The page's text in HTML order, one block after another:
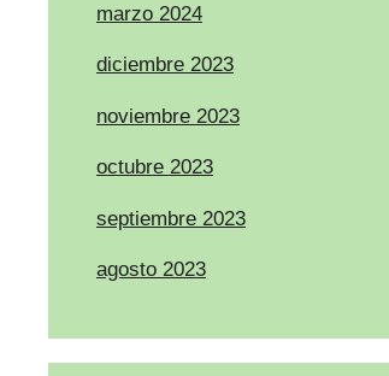
marzo 2024
diciembre 2023
noviembre 2023
octubre 2023
septiembre 2023
agosto 2023